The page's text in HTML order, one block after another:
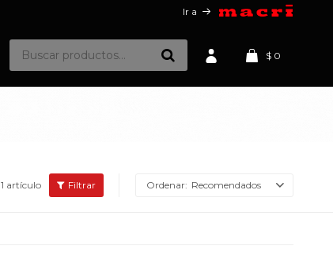
$ 0
Ir a
1 artículo Recomendados